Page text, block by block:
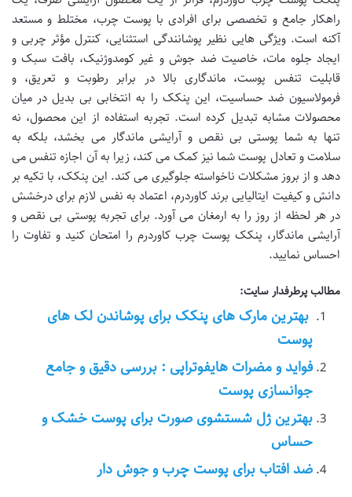
راهکار جامع و تخصصی برای افرادی با پوست چرب، مختلط و مستعد
آکنه است. ویژگی هایی نظیر پوشانندگی استثنایی، کنترل مؤثر چربی و
ایجاد جلوه مات، خاصیت ضد جوش و غیر کومدوژنیک، بافت سبک و
قابلیت تنفس پوست، ماندگاری بالا در برابر رطوبت و تعریق، و
فرمولاسیون ضد حساسیت، این پنکک را به انتخابی بی بدیل در میان
محصولات مشابه تبدیل کرده است. تجربه استفاده از این محصول، نه
تنها به شما پوستی بی نقص و آرایشی ماندگار می بخشد، بلکه به
سلامت و تعادل پوست شما نیز کمک می کند، زیرا به آن اجازه تنفس می
دهد و از بروز مشکلات ناخواسته جلوگیری می کند. این پنکک، با تکیه بر
دانش و کیفیت ایتالیایی برند کاوردرم، اعتماد به نفس لازم برای درخشش
در هر لحظه از روز را به ارمغان می آورد. برای تجربه پوستی بی نقص و
آرایشی ماندگار، پنکک پوست چرب کاوردرم را امتحان کنید و تفاوت را
احساس نمایید.
مطالب پرطرفدار سایت:
بهترین مارک های پنکک برای پوشاندن لک های
پوست
فواید و مضرات هایفوتراپی : بررسی دقیق و جامع
جوانسازی پوست
بهترین ژل شستشوی صورت برای پوست خشک و
حساس
ضد افتاب برای پوست چرب و جوش دار